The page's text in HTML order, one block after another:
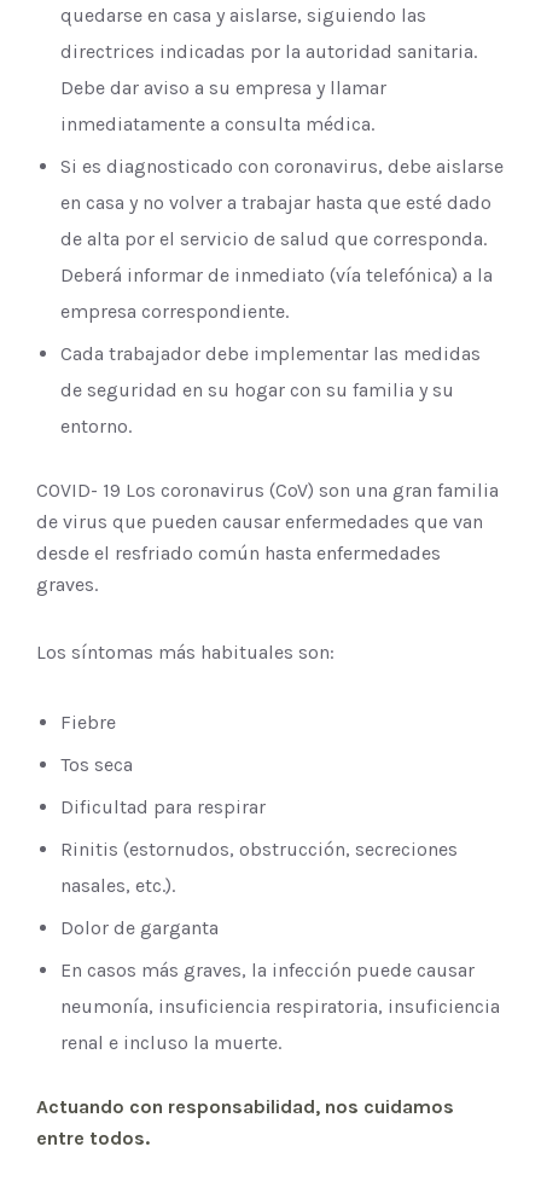
quedarse en casa y aislarse, siguiendo las
directrices indicadas por la autoridad sanitaria.
Debe dar aviso a su empresa y llamar
inmediatamente a consulta médica.
Si es diagnosticado con coronavirus, debe aislarse
en casa y no volver a trabajar hasta que esté dado
de alta por el servicio de salud que corresponda.
Deberá informar de inmediato (vía telefónica) a la
empresa correspondiente.
Cada trabajador debe implementar las medidas
de seguridad en su hogar con su familia y su
entorno.
COVID- 19 Los coronavirus (CoV) son una gran familia
de virus que pueden causar enfermedades que van
desde el resfriado común hasta enfermedades
graves.
Los síntomas más habituales son:
Fiebre
Tos seca
Dificultad para respirar
Rinitis (estornudos, obstrucción, secreciones
nasales, etc.).
Dolor de garganta
En casos más graves, la infección puede causar
neumonía, insuficiencia respiratoria, insuficiencia
renal e incluso la muerte.
Actuando con responsabilidad, nos cuidamos
entre todos.